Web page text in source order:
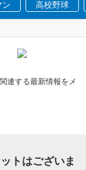
ン 高校野球
連する最新情報をメ
トはございま